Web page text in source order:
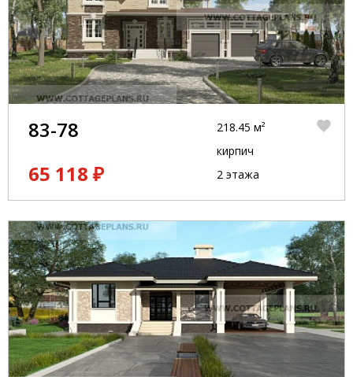
83-78
65 118 ₽
218.45 м²
кирпич
2 этажа